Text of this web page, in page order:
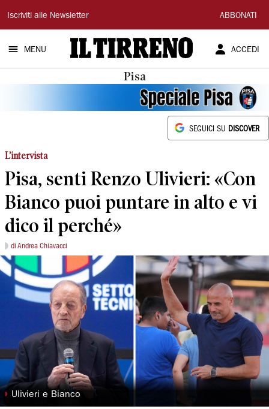
Il
Tirreno
Iscriviti alle Newsletter ABBONATI
MENU ACCEDI
Pisa
SEGUICI SU DISCOVER
L’intervista
Pisa, senti Renzo Ulivieri: «Con
Bianco puoi puntare in alto e vi
dico il perché»
di Andrea Chiavacci
◗ Ulivieri e Bianco